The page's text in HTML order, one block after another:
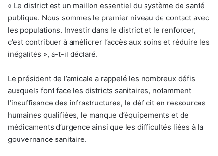
« Le district est un maillon essentiel du système de santé
publique. Nous sommes le premier niveau de contact avec
les populations. Investir dans le district et le renforcer,
c’est contribuer à améliorer l’accès aux soins et réduire les
inégalités », a-t-il déclaré.
Le président de l’amicale a rappelé les nombreux défis
auxquels font face les districts sanitaires, notamment
l’insuffisance des infrastructures, le déficit en ressources
humaines qualifiées, le manque d’équipements et de
médicaments d’urgence ainsi que les difficultés liées à la
gouvernance sanitaire.